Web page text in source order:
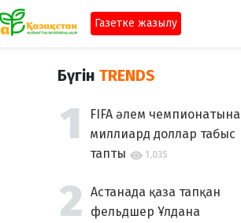
Газетке жазылу
Бүгін TRENDS
FIFA әлем
миллиард доллар табыс
тапты
1,035
Астанада қаза тапқан
фельдшер Ұлдана